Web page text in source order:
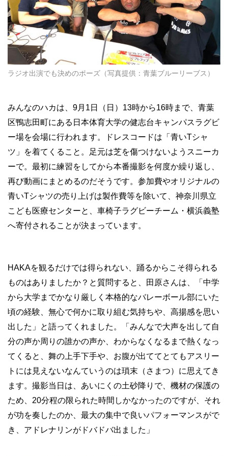
ラジオ出演でも決めのポーズ（写真提供：青葉ブルーリーブス）
みんなのハカは、9月1日（日）13時から16時まで、青葉
区鴨志田町にある日本体育大学の健志台キャンパスラグビ
ー場を会場に行われます。ドレスコードは「青いTシャ
ツ」を着てくること。足元は芝を傷つけないようスニーカ
ーで。最初に練習をしてから本番撮影を何度か繰り返し、
再び動画にまとめるのだそうです。参加費やオリジナルの
青いTシャツの売り上げは製作費等を除いて、神奈川県立
こども医療センターと、車椅子ラグビーチーム・横浜義塾
へ寄付されることが決まっています。
HAKAを観るだけでは得られない、踊るからこそ得られる
ものはありましたか？と質問すると、田原さんは、「中学
から大学までかなり厳しく本格的なバレーボール部にいた
頃の経験、無心で何かに取り組む気持ちや、高揚感を思い
出した」と語ってくれました。「みんなで大声を出して自
分の声か周りの誰かの声か、わからなくなるまで熱くなっ
てくると、舞の上手下手や、お腹が出ててとてもアスリー
トには見えないなんていうのは瑣末（さまつ）に思えてき
ます。撮影当日は、あいにくの土砂降りで、機材の保護の
ため、20分程の限られた時間しかなかったのですが、それ
が功を奏したのか、最大の集中で良いパフォーマンスがで
き、アドレナリンがドバドバ出ました」